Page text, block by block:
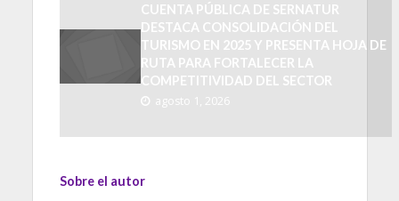
CUENTA PÚBLICA DE SERNATUR
DESTACA CONSOLIDACIÓN DEL
TURISMO EN 2025 Y PRESENTA HOJA DE
RUTA PARA FORTALECER LA
COMPETITIVIDAD DEL SECTOR
agosto 1, 2026
Sobre el autor